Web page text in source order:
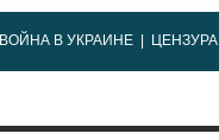
ВОЙНА В УКРАИНЕ ЦЕНЗУРА